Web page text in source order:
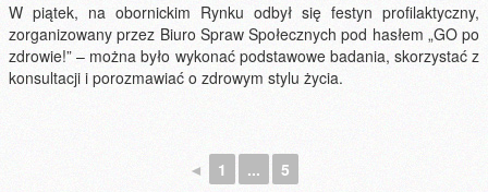
W piątek, na obornickim Rynku odbył się festyn profilaktyczny,
zorganizowany przez Biuro Spraw Społecznych pod hasłem „GO po
zdrowie!” – można było wykonać podstawowe badania, skorzystać z
konsultacji i porozmawiać o zdrowym stylu życia.
◄ 1 ... 5